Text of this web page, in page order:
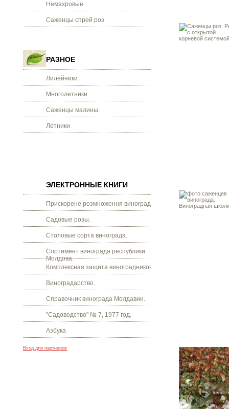
Немахровые
Саженцы спрей роз.
РАЗНОЕ
Лилейники.
Многолетники
Саженцы малины.
Летники
ЭЛЕКТРОННЫЕ КНИГИ
Прискорене розмноження винограду.
Садовые розы.
Столовые сорта винограда.
Сортимент винограда республики
Молдова.
Комплексная защита виноградников.
Виноградарство.
Справочник винограда Молдавии.
"Садоводство" № 7, 1977 год.
Азбука
Вход для партнеров